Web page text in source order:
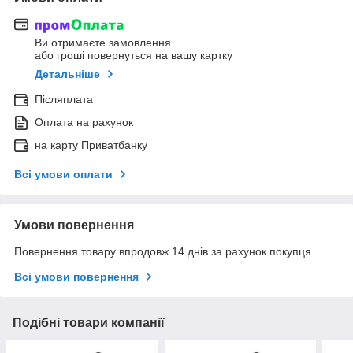
Ви отримаєте замовлення
або гроші повернуться на вашу картку
Детальніше
Післяплата
Оплата на рахунок
на карту Приватбанку
Всі умови оплати
Умови повернення
Повернення товару впродовж 14 днів за рахунок покупця
Всі умови повернення
Подібні товари компанії